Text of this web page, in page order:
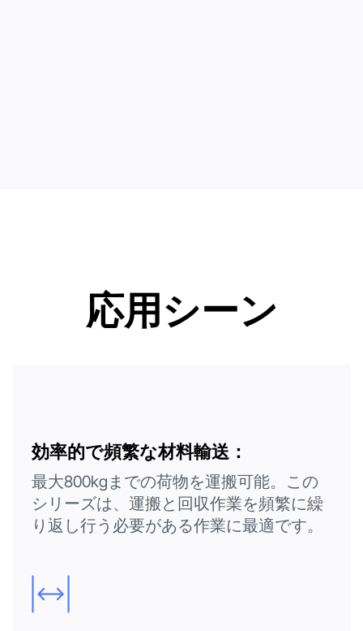
応用シーン
効率的で頻繁な材料輸送：
最大800kgまでの荷物を運搬可能。この
シリーズは、運搬と回収作業を頻繁に繰
り返し行う必要がある作業に最適です。